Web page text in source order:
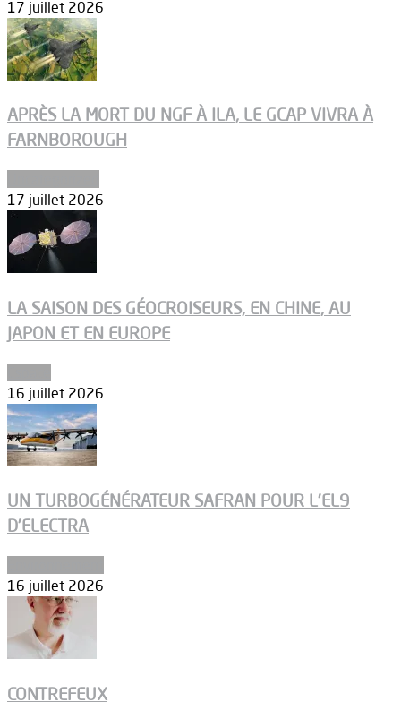
17 juillet 2026
APRÈS LA MORT DU NGF À ILA, LE GCAP VIVRA À
FARNBOROUGH
17 juillet 2026
LA SAISON DES GÉOCROISEURS, EN CHINE, AU
JAPON ET EN EUROPE
16 juillet 2026
UN TURBOGÉNÉRATEUR SAFRAN POUR L’EL9
D’ELECTRA
16 juillet 2026
CONTREFEUX